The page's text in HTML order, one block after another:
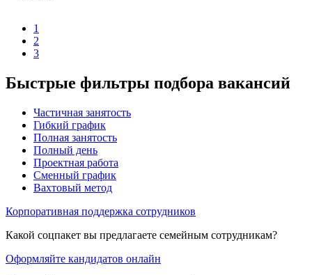
1
2
3
Быстрые фильтры подбора вакансий
Частичная занятость
Гибкий график
Полная занятость
Полный день
Проектная работа
Сменный график
Вахтовый метод
Корпоративная поддержка сотрудников
Какой соцпакет вы предлагаете семейным сотрудникам?
Оформляйте кандидатов онлайн